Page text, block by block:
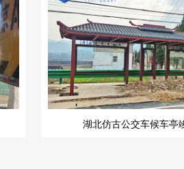
湖北仿古公交车候车亭